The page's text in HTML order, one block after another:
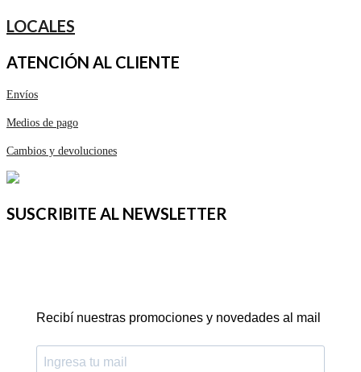
LOCALES
ATENCIÓN AL CLIENTE
Envíos
Medios de pago
Cambios y devoluciones
SUSCRIBITE AL NEWSLETTER
Recibí nuestras promociones y novedades al mail